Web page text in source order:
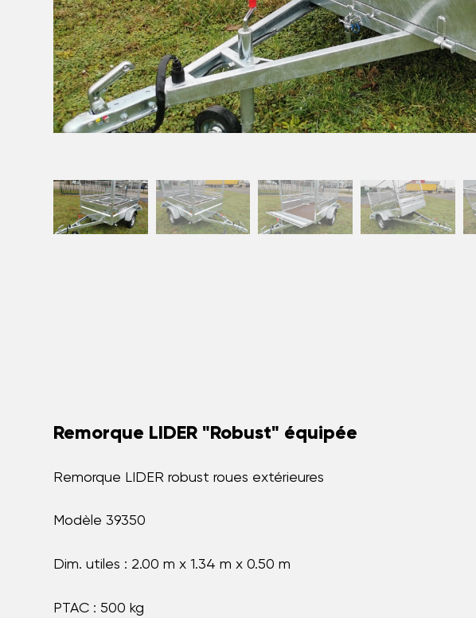
Remorque LIDER "Robust" équipée
Remorque LIDER robust roues extérieures
Modèle 39350
Dim. utiles : 2.00 m x 1.34 m x 0.50 m
PTAC : 500 kg